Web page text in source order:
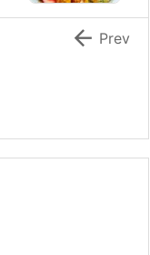
 Prev